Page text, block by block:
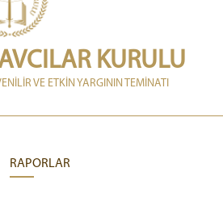
KURULU
VE ETKİN YARGININ TEMİNATI
RAPORLAR